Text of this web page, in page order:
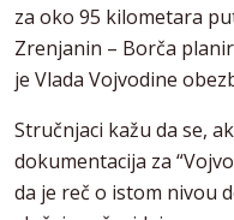
za oko 95 kilometara
Zrenjanin – Borča
je Vlada Vojvodine
Stručnjaci kažu da se,
dokumentacija za
da je reč o istom nivou